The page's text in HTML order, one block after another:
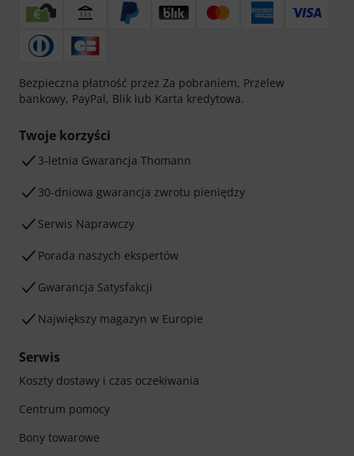
Bezpieczna płatność przez Za pobraniem, Przelew
bankowy, PayPal, Blik lub Karta kredytowa.
Twoje korzyści
3-letnia Gwarancja Thomann
30-dniowa gwarancja zwrotu pieniędzy
Serwis Naprawczy
Porada naszych ekspertów
Gwarancja Satysfakcji
Największy magazyn w Europie
Serwis
Koszty dostawy i czas oczekiwania
Centrum pomocy
Bony towarowe